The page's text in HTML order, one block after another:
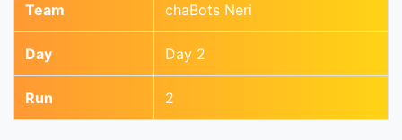
Team chaBots Neri
Day Day 2
Run 2